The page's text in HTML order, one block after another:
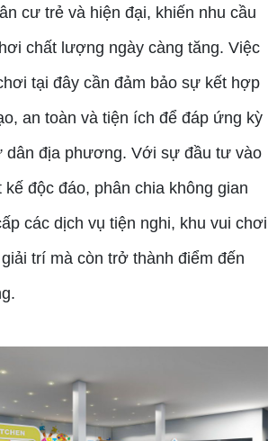
cư trẻ và hiện đại, khiến nhu cầu
chất lượng ngày càng tăng. Việc
tại đây cần đảm bảo sự kết hợp
an toàn và tiện ích để đáp ứng kỳ
dân địa phương. Với sự đầu tư vào
kế độc đáo, phân chia không gian
các dịch vụ tiện nghi, khu vui chơi
trí mà còn trở thành điểm đến